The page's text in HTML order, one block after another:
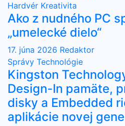
Hardvér Kreativita
Ako z nudného PC
„umelecké dielo“
17. júna 2026 Redaktor
Správy Technológie
Kingston
Design-In pamäte,
disky a Embedded
aplikácie novej